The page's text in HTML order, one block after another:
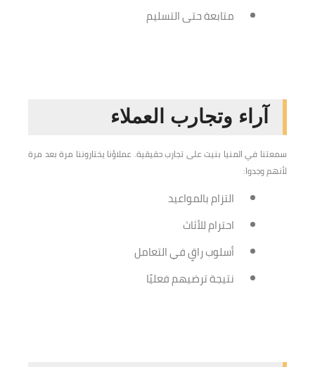
متابعة حتى التسليم
آراء وتجارب العملاء
سمعتنا في المنيا بنيت على تجارب حقيقية. عملاؤنا يختاروننا مرة بعد مرة
لأنهم وجدوا:
التزام بالمواعيد
احترام للأثاث
أسلوب راقٍ في التعامل
نتيجة ترضيهم فعليًا